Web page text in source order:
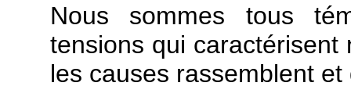
Nous sommes tous
tensions qui
les causes rassemblent